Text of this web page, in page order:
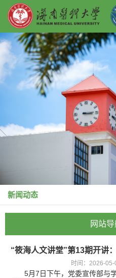
新闻动态
网站
“筱海人文讲堂”第13期开讲
时间：2026-05-
5月7日下午，党委宣传部与